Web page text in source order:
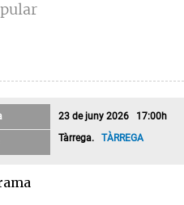
23 de juny 2026 17:00h
Tàrrega. TÀRREGA